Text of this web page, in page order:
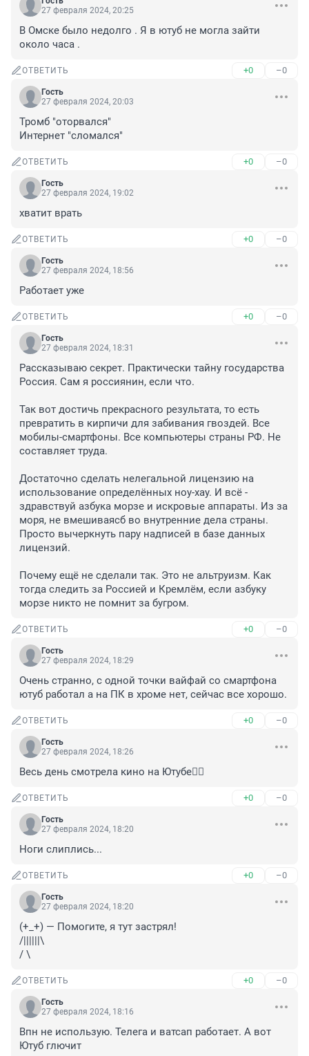
27 февраля 2024, 20:25
В Омске было недолго . Я в ютуб не могла зайти
около часа .
ОТВЕТИТЬ +0 –0
Гость
27 февраля 2024, 20:03
Тромб "оторвался"
Интернет "сломался"
ОТВЕТИТЬ +0 –0
Гость
27 февраля 2024, 19:02
хватит врать
ОТВЕТИТЬ +0 –0
Гость
27 февраля 2024, 18:56
Работает уже
ОТВЕТИТЬ +0 –0
Гость
27 февраля 2024, 18:31
Рассказываю секрет. Практически тайну государства
Россия. Сам я россиянин, если что.
Так вот достичь прекрасного результата, то есть
превратить в кирпичи для забивания гвоздей. Все
мобилы-смартфоны. Все компьютеры страны РФ. Не
составляет труда.
Достаточно сделать нелегальной лицензию на
использование определённых ноу-хау. И всё -
здравствуй азбука морзе и искровые аппараты. Из за
моря, не вмешиваясб во внутренние дела страны.
Просто вычеркнуть пару надписей в базе данных
лицензий.
Почему ещё не сделали так. Это не альтруизм. Как
тогда следить за Россией и Кремлём, если азбуку
морзе никто не помнит за бугром.
ОТВЕТИТЬ +0 –0
Гость
27 февраля 2024, 18:29
Очень странно, с одной точки вайфай со смартфона
ютуб работал а на ПК в хроме нет, сейчас все хорошо.
ОТВЕТИТЬ +0 –0
Гость
27 февраля 2024, 18:26
Весь день смотрела кино на Ютубе🤷‍♀️
ОТВЕТИТЬ +0 –0
Гость
27 февраля 2024, 18:20
Ноги слиплись...
ОТВЕТИТЬ +0 –0
Гость
27 февраля 2024, 18:20
(+_+) — Помогите, я тут застрял!
/||||||\
/ \
ОТВЕТИТЬ +0 –0
Гость
27 февраля 2024, 18:16
Впн не использую. Телега и ватсап работает. А вот
Ютуб глючит